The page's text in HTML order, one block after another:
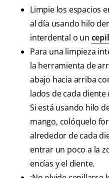
Limpie los espacios
al día usando hilo
interdental o un
Para una limpieza
la herramienta de
abajo hacia arriba
lados de cada
Si está usando hilo
mango, colóquelo
alrededor de cada
entrar un poco a la
encías y el diente.